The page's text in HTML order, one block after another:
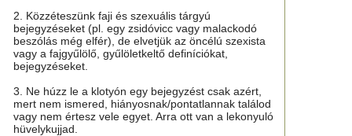
2. Közzéteszünk faji és szexuális tárgyú
bejegyzéseket (pl. egy zsidóvicc vagy malackodó
beszólás még elfér), de elvetjük az öncélú szexista
vagy a fajgyűlölő, gyűlöletkeltő definíciókat,
bejegyzéseket.
3. Ne húzz le a klotyón egy bejegyzést csak azért,
mert nem ismered, hiányosnak/pontatlannak találod
vagy nem értesz vele egyet. Arra ott van a lekonyuló
hüvelykujjad.